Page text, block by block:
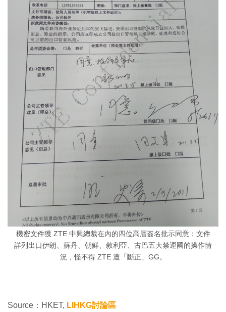
機密文件獲 ZTE 中興總裁在內的四位高層簽名批示同意：文件
詳列出口伊朗、蘇丹、朝鮮、敘利亞、古巴五大禁運國的操作情
況，怪不得 ZTE 遭「斷正」GG。
Source：HKET, LIHKG討論區